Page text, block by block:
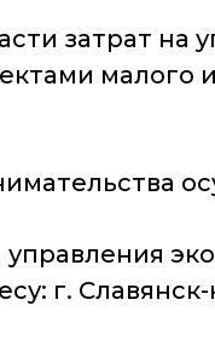
затрат на
малого
г. Славянск-